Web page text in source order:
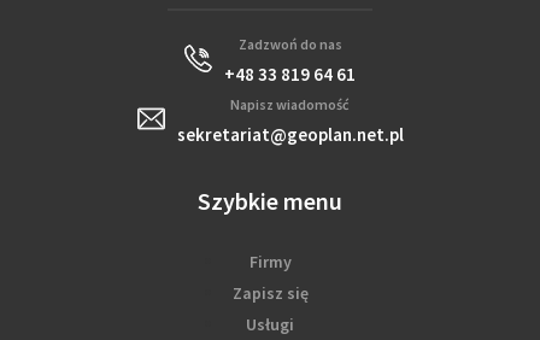
Zadzwoń do nas
+48 33 819 64 61
Napisz wiadomość
sekretariat@geoplan.net.pl
Szybkie menu
Firmy
Zapisz się
Usługi